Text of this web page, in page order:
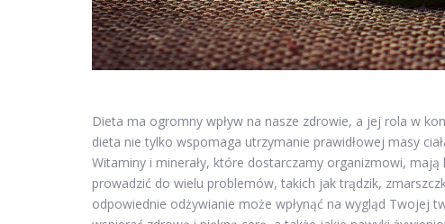
Dieta ma ogromny wpływ na nasze zdrowie, a jej rola w
dieta nie tylko wspomaga utrzymanie prawidłowej masy
Witaminy i minerały, które dostarczamy organizmowi,
prowadzić do wielu problemów, takich jak trądzik,
odpowiednie odżywianie może wpłynąć na wygląd Twojej